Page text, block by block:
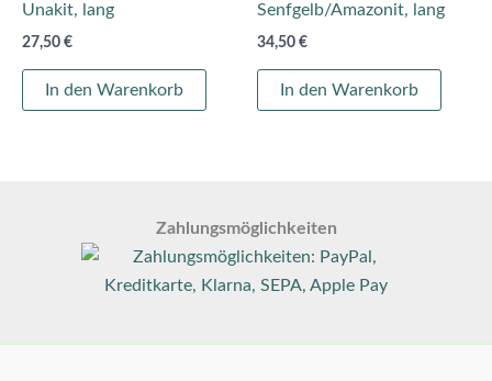
Unakit, lang
27,50 €
In den Warenkorb
Senfgelb/Amazonit, lang
34,50 €
In den Warenkorb
Zahlungsmöglichkeiten